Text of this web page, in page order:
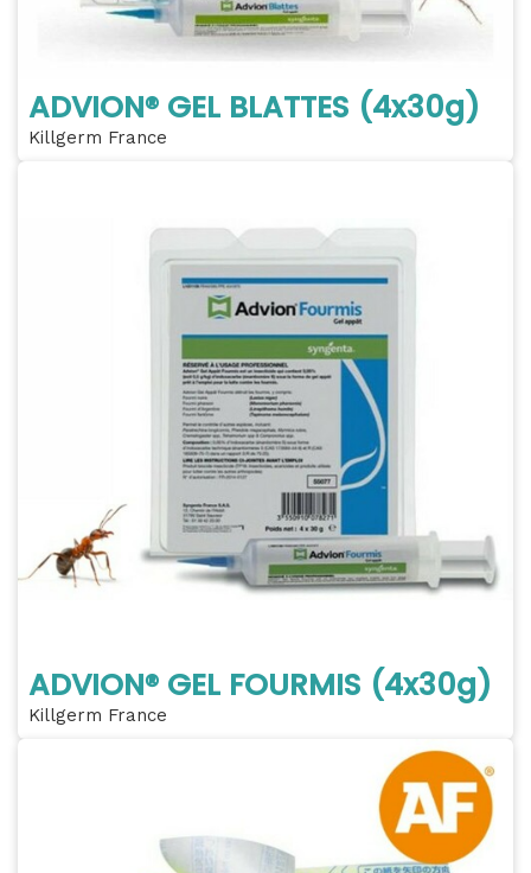
ADVION® GEL BLATTES (4x30g)
Killgerm France
ADVION® GEL FOURMIS (4x30g)
Killgerm France